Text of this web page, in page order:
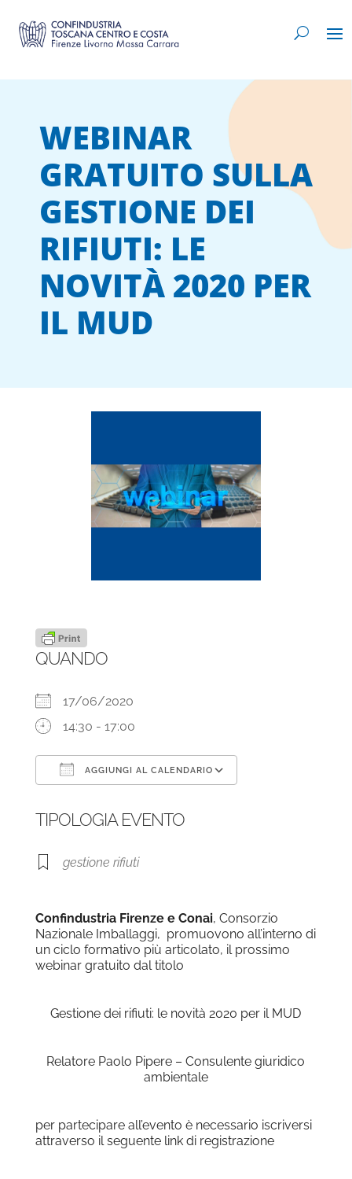
WEBINAR
GRATUITO SULLA
GESTIONE DEI
RIFIUTI: LE
NOVITÀ 2020 PER
IL MUD
QUANDO
17/06/2020
14:30 - 17:00
AGGIUNGI AL CALENDARIO
TIPOLOGIA EVENTO
gestione rifiuti
Confindustria Firenze e Conai, Consorzio
Nazionale Imballaggi, promuovono all’interno di
un ciclo formativo più articolato, il prossimo
webinar gratuito dal titolo
Gestione dei rifiuti: le novità 2020 per il MUD
Relatore Paolo Pipere – Consulente giuridico
ambientale
per partecipare all’evento è necessario iscriversi
attraverso il seguente link di registrazione